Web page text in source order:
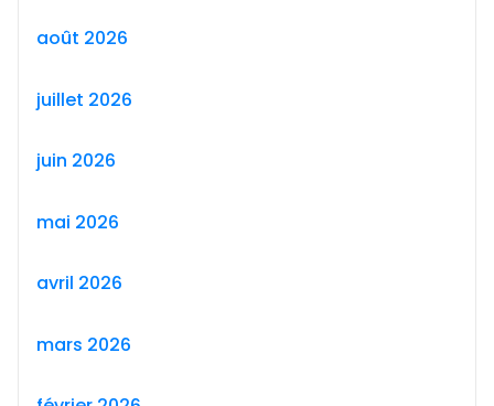
août 2026
juillet 2026
juin 2026
mai 2026
avril 2026
mars 2026